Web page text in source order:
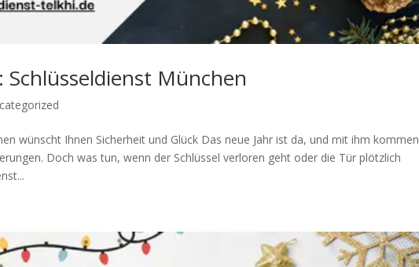
Schlüsseldienst München
wünscht Ihnen Sicherheit und Glück Das neue Jahr ist da, und mit ihm kommen
Doch was tun, wenn der Schlüssel verloren geht oder die Tür plötzlich